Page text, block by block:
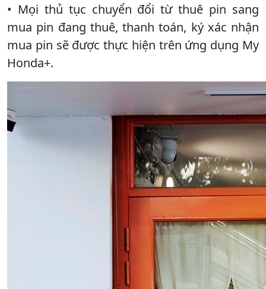
• Mọi thủ tục chuyển đổi từ thuê pin sang
mua pin đang thuê, thanh toán, ký xác nhận
mua pin sẽ được thực hiện trên ứng dụng My
Honda+.